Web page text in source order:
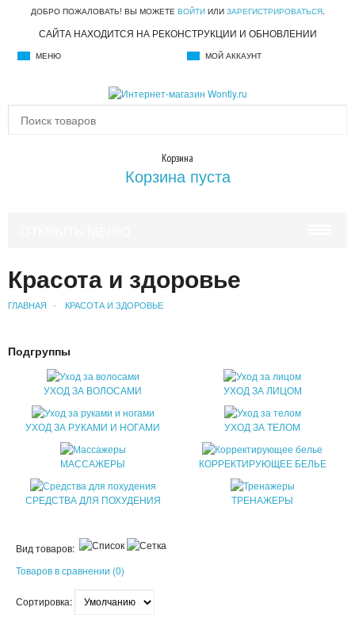
ДОБРО ПОЖАЛОВАТЬ! ВЫ МОЖЕТЕ ВОЙТИИЛИ ЗАРЕГИСТРИРОВАТЬСЯ.
САЙТА НАХОДИТСЯ НА РЕКОНСТРУКЦИИ И ОБНОВЛЕНИИ
МЕНЮ МОЙ АККАУНТ
Корзина
Корзина пуста
УХОД ЗА ВОЛОСАМИ
ПАТЧИ
КОСМЕТИЧЕКСКИЕ МАСКИ
КОРЕЙСКАЯ КОСМЕТИКА
КОСМЕТИЧКИ
ПУЗЫРЬКОВЫЕ МАСКИ
ТКАНЕВЫЕ МАСКИ
Красота и здоровье
ГЛАВНАЯ КРАСОТА И ЗДОРОВЬЕ
Подгруппы
УХОД ЗА ВОЛОСАМИ УХОД ЗА ЛИЦОМ
УХОД ЗА РУКАМИ И НОГАМИ УХОД ЗА ТЕЛОМ
МАССАЖЕРЫ КОРРЕКТИРУЮЩЕЕ БЕЛЬЕ
СРЕДСТВА ДЛЯ ПОХУДЕНИЯ ТРЕНАЖЕРЫ
Вид товаров:
Товаров в сравнении (0)
Сортировка: